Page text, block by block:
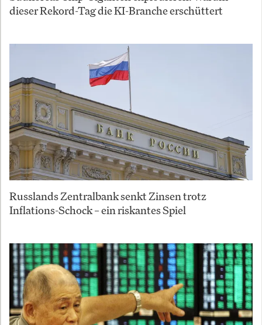
dieser Rekord-Tag die KI-Branche erschüttert
Russlands Zentralbank senkt Zinsen trotz
Inflations-Schock – ein riskantes Spiel